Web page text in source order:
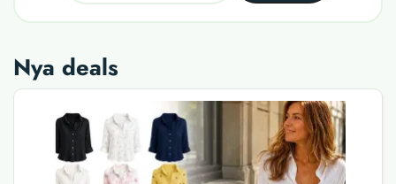
Nya deals